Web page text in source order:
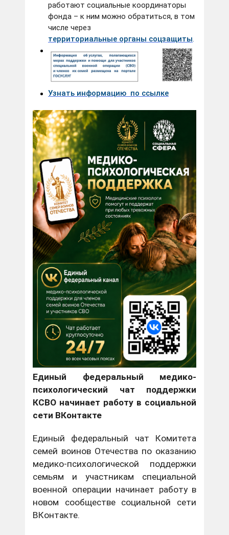
работают социальные координаторы
фонда – к ним можно обратиться, в том
числе через
территориальные органы соцзащиты.
Узнать информацию по ссылке
Единый федеральный медико-
психологический чат поддержки
КСВО начинает работу в социальной
сети ВКонтакте
Единый федеральный чат Комитета
семей воинов Отечества по оказанию
медико-психологической поддержки
семьям и участникам специальной
военной операции начинает работу в
новом сообществе социальной сети
ВКонтакте.
С 14 октября 2023 года является Членом
Правительства Ивановской области – директором
Департамента социальной защиты населения
Ивановской области.
Замужем, имеет двух дочерей.